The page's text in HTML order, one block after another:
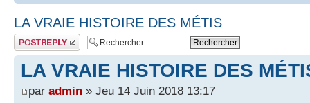
LA VRAIE HISTOIRE DES MÉTIS
Publier une
réponse
LA VRAIE HISTOIRE DES
par admin » Jeu 14 Juin 2018 13:17